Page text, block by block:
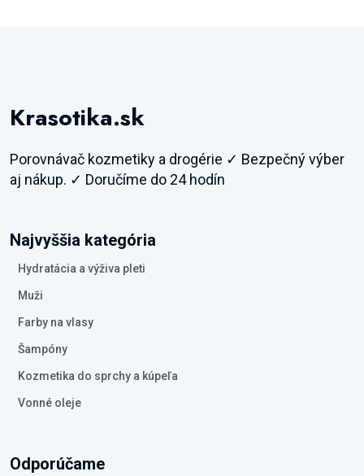
Krasotika.sk
Porovnávač kozmetiky a drogérie ✓ Bezpečný výber
aj nákup. ✓ Doručíme do 24 hodín
Najvyššia kategória
Hydratácia a výživa pleti
Muži
Farby na vlasy
Šampóny
Kozmetika do sprchy a kúpeľa
Vonné oleje
Odporúčame